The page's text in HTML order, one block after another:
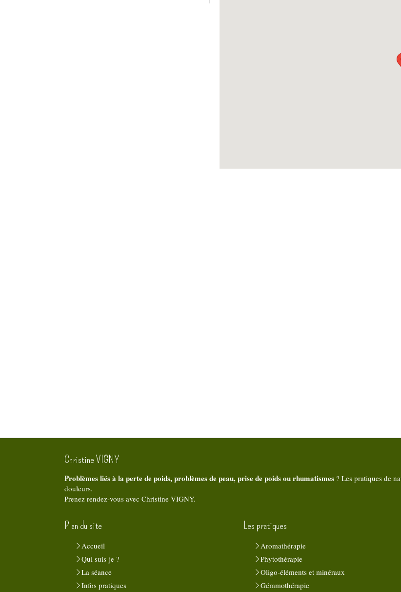
Christine VIGNY
Problèmes liés à la perte de poids, problèmes de peau, prise de poids ou rhumatismes ? Les pratiques de
douleurs.
Prenez rendez-vous avec Christine VIGNY.
Plan du site
Accueil
Qui suis-je ?
La séance
Infos pratiques
Les pratiques
Aromathérapie
Phytothérapie
Oligo-éléments et minéraux
Gémmothérapie